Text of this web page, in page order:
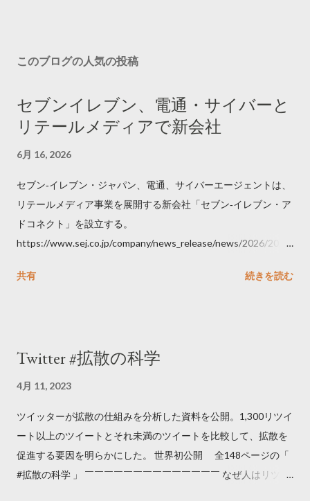
このブログの人気の投稿
セブンイレブン、電通・サイバーと
リテールメディアで新会社
6月 16, 2026
セブン‐イレブン・ジャパン、電通、サイバーエージェントは、
リテールメディア事業を展開する新会社「セブン‐イレブン・ア
ドコネクト」を設立する。
https://www.sej.co.jp/company/news_release/news/2026/2026
共有
続きを読む
Twitter #拡散の科学
4月 11, 2023
ツイッターが拡散の仕組みを分析した資料を公開。1,300リツイ
ート以上のツイートとそれ未満のツイートを比較して、拡散を
促進する要因を明らかにした。 世界初公開 全148ページの「
#拡散の科学 」 ￣￣￣￣￣￣￣￣￣￣￣￣￣￣ なぜ人はリツイ